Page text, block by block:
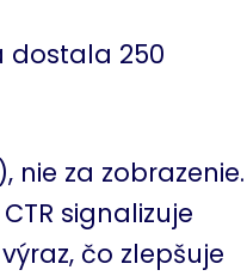
dostala 250
nie za zobrazenie.
signalizuje
čo zlepšuje